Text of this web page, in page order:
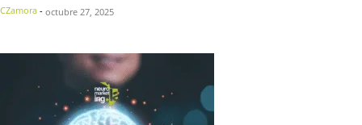
CZamora - octubre 27, 2025